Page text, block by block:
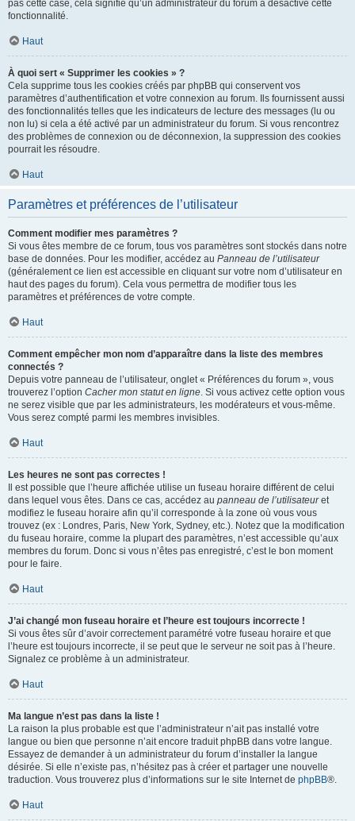
pas cette case, cela signifie qu’un administrateur du forum a désactivé cette
fonctionnalité.
Haut
À quoi sert « Supprimer les cookies » ?
Cela supprime tous les cookies créés par phpBB qui conservent vos
paramètres d’authentification et votre connexion au forum. Ils fournissent aussi
des fonctionnalités telles que les indicateurs de lecture des messages (lu ou
non lu) si cela a été activé par un administrateur du forum. Si vous rencontrez
des problèmes de connexion ou de déconnexion, la suppression des cookies
pourrait les résoudre.
Haut
Paramètres et préférences de l’utilisateur
Comment modifier mes paramètres ?
Si vous êtes membre de ce forum, tous vos paramètres sont stockés dans notre
base de données. Pour les modifier, accédez au Panneau de l’utilisateur
(généralement ce lien est accessible en cliquant sur votre nom d’utilisateur en
haut des pages du forum). Cela vous permettra de modifier tous les
paramètres et préférences de votre compte.
Haut
Comment empêcher mon nom d’apparaître dans la liste des membres
connectés ?
Depuis votre panneau de l’utilisateur, onglet « Préférences du forum », vous
trouverez l’option Cacher mon statut en ligne. Si vous activez cette option vous
ne serez visible que par les administrateurs, les modérateurs et vous-même.
Vous serez compté parmi les membres invisibles.
Haut
Les heures ne sont pas correctes !
Il est possible que l’heure affichée utilise un fuseau horaire différent de celui
dans lequel vous êtes. Dans ce cas, accédez au panneau de l’utilisateuret
modifiez le fuseau horaire afin qu’il corresponde à la zone où vous vous
trouvez (ex : Londres, Paris, New York, Sydney, etc.). Notez que la modification
du fuseau horaire, comme la plupart des paramètres, n’est accessible qu’aux
membres du forum. Donc si vous n’êtes pas enregistré, c’est le bon moment
pour le faire.
Haut
J’ai changé mon fuseau horaire et l’heure est toujours incorrecte !
Si vous êtes sûr d’avoir correctement paramétré votre fuseau horaire et que
l’heure est toujours incorrecte, il se peut que le serveur ne soit pas à l’heure.
Signalez ce problème à un administrateur.
Haut
Ma langue n’est pas dans la liste !
La raison la plus probable est que l’administrateur n’ait pas installé votre
langue ou bien que personne n’ait encore traduit phpBB dans votre langue.
Essayez de demander à un administrateur du forum d’installer la langue
désirée. Si elle n’existe pas, n’hésitez pas à créer et partager une nouvelle
traduction. Vous trouverez plus d’informations sur le site Internet de phpBB®.
Haut